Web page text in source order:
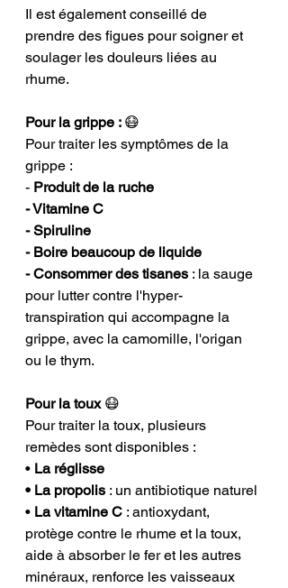
Il est également conseillé de
prendre des figues pour soigner et
soulager les douleurs liées au
rhume.
Pour la grippe : 😷
Pour traiter les symptômes de la
grippe :
- Produit de la ruche
- Vitamine C
- Spiruline
- Boire beaucoup de liquide
- Consommer des tisanes : la sauge
pour lutter contre l'hyper-
transpiration qui accompagne la
grippe, avec la camomille, l'origan
ou le thym.
Pour la toux 😷
Pour traiter la toux, plusieurs
remèdes sont disponibles :
• La réglisse
• La propolis : un antibiotique naturel
• La vitamine C : antioxydant,
protège contre le rhume et la toux,
aide à absorber le fer et les autres
minéraux, renforce les vaisseaux